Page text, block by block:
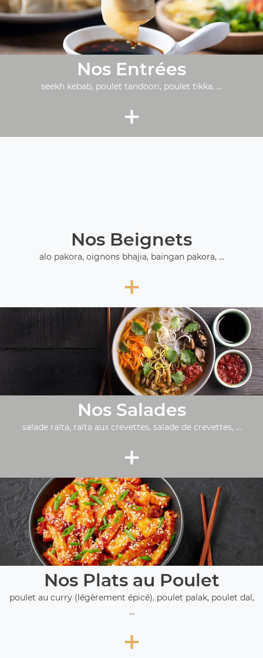
Nos Entrées
seekh kebab, poulet tandoori, poulet tikka, ...
+
Nos Beignets
alo pakora, oignons bhajia, baingan pakora, ...
+
Nos Salades
salade raïta, raïta aux crevettes, salade de crevettes, ...
+
Nos Plats au Poulet
poulet au curry (légèrement épicé), poulet palak, poulet dal,
...
+